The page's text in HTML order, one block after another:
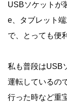
USBソケットが
e、タブレット
で、とっても便
私も普段はUSB
運転しているの
行った時など重